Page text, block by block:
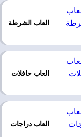
العاب الشرطة
العاب حافلات
العاب دراجات